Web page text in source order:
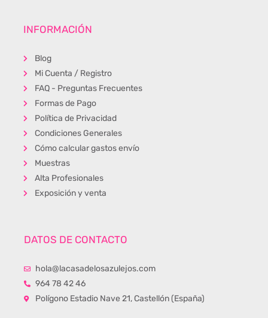
INFORMACIÓN
Blog
Mi Cuenta / Registro
FAQ - Preguntas Frecuentes
Formas de Pago
Política de Privacidad
Condiciones Generales
Cómo calcular gastos envío
Muestras
Alta Profesionales
Exposición y venta
DATOS DE CONTACTO
hola@lacasadelosazulejos.com
964 78 42 46
Polígono Estadio Nave 21, Castellón (España)